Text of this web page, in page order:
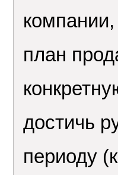
план
достичь
периоду